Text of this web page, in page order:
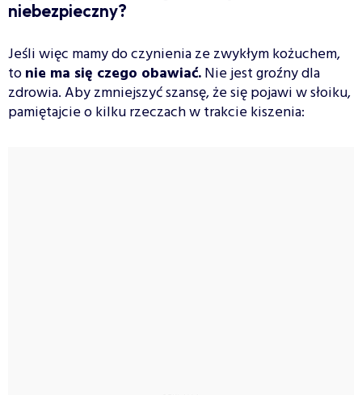
niebezpieczny?
Jeśli więc mamy do czynienia ze zwykłym kożuchem,
tonie ma się czego obawiać.Nie jest groźny dla
zdrowia. Aby zmniejszyć szansę, że się pojawi w słoiku,
pamiętajcie o kilku rzeczach w trakcie kiszenia: